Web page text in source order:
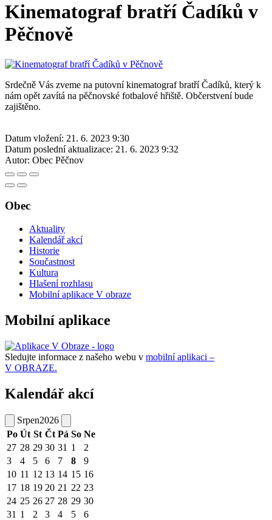
Kinematograf bratří Čadíků v
Pěčnově
Srdečně Vás zveme na putovní kinematograf bratří Čadíků, který k
nám opět zavítá na pěčnovské fotbalové hřiště. Občerstvení bude
zajištěno.
Datum vložení: 21. 6. 2023 9:30
Datum poslední aktualizace: 21. 6. 2023 9:32
Autor: Obec Pěčnov
Obec
Aktuality
Kalendář akcí
Historie
Součastnost
Kultura
Hlašení rozhlasu
Mobilní aplikace V obraze
Mobilní aplikace
Sledujte informace z našeho webu v mobilní aplikaci –
V OBRAZE.
Kalendář akcí
Srpen2026
Po Út St Čt Pá So Ne
27 28 29 30 31 1
2
3
4 5 6 7 8
9
10 11 12 13 14 15 16
17 18 19 20 21 22 23
24 25 26 27 28 29 30
31 1 2 3 4 5 6